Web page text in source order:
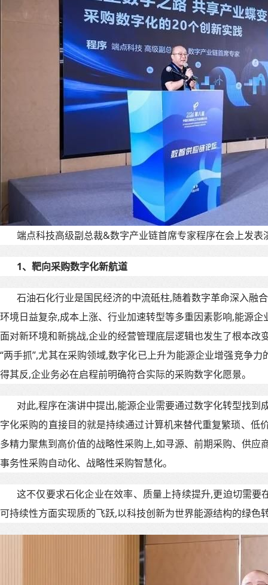
端点科技高级副总裁&数字产业链首席专家程序在会上发表
1、 靶向采购数字化新航道
石油石化行业是国民经济的中流砥柱,随着数字革命深入融
环境日益复杂,成本上涨、行业加速转型等多重因素影响,能源
面对新环境和新挑战,企业的经营管理底层逻辑也发生了根本改
“两手抓”,尤其在采购领域,数字化已上升为能源企业增强竞争
得其反,企业务必在启程前明确符合实际的采购数字化愿景。
对此,程序在演讲中提出,能源企业需要通过数字化转型找到
字化采购的直接目的就是持续通过计算机来替代重复繁琐、低
多精力聚焦到高价值的战略性采购上,如寻源、前期采购、供应
事务性采购自动化、战略性采购智慧化。
这不仅要求石化企业在效率、质量上持续提升,更迫切需要
可持续性方面实现质的飞跃,以科技创新为世界能源结构的绿色